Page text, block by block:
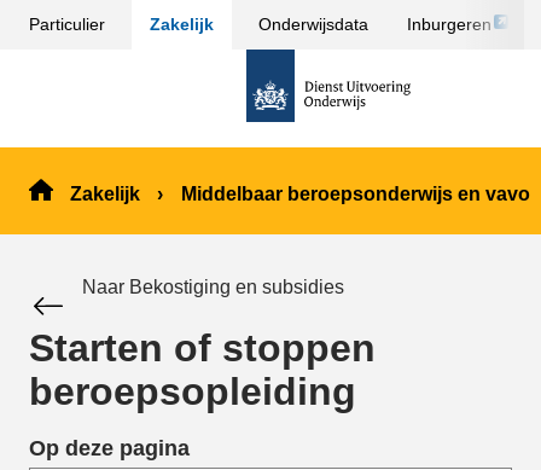
Sla
inhoud
Particulier Zakelijk Onderwijsdata Inburgeren
Link
pagina
de
Zakelijk Middelbaar beroepsonderwijs en vavo
Naar Bekostiging en subsidies
Starten of stoppen
beroepsopleiding
Op deze pagina